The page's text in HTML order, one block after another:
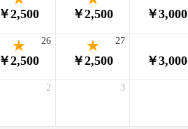
￥2,500 ￥2,500 ￥3,000
￥2,500
26
￥2,500
27
￥3,000
2 3